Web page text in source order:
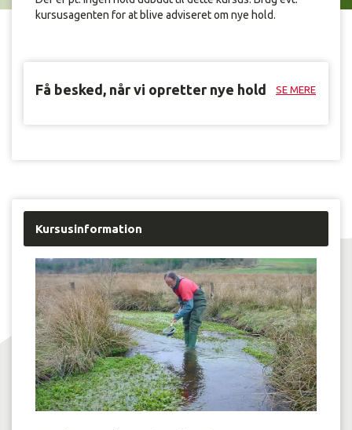
kursusagenten for at blive adviseret om nye hold.
Få besked, når vi opretter nye hold SE MERE
Kursusinformation